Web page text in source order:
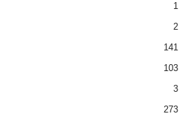
1
2
141
103
3
273